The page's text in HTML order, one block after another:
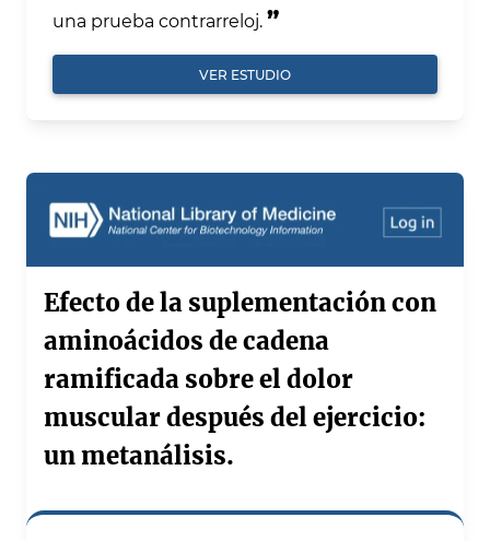
una prueba contrarreloj. ”
VER ESTUDIO
Efecto de la suplementación con
aminoácidos de cadena
ramificada sobre el dolor
muscular después del ejercicio:
un metanálisis.